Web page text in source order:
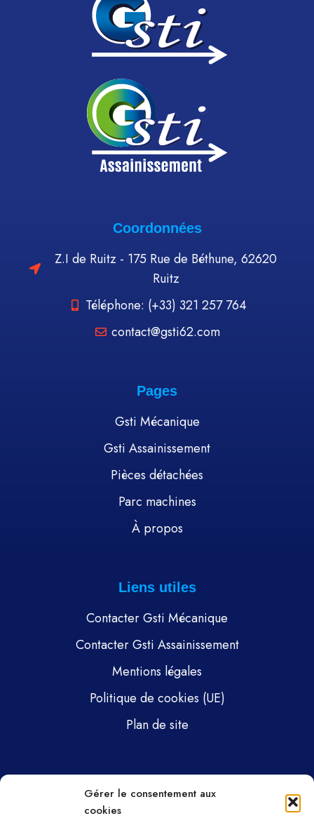
Gérer le consentement aux
cookies
Coordonnées
Z.I de Ruitz - 175 Rue de Béthune, 62620
Ruitz
Téléphone: (+33) 321 257 764
contact@gsti62.com
Pages
Gsti Mécanique
Gsti Assainissement
Pièces détachées
Parc machines
À propos
Liens utiles
Contacter Gsti Mécanique
Contacter Gsti Assainissement
Mentions légales
Politique de cookies (UE)
Plan de site
Gsti Mécanique